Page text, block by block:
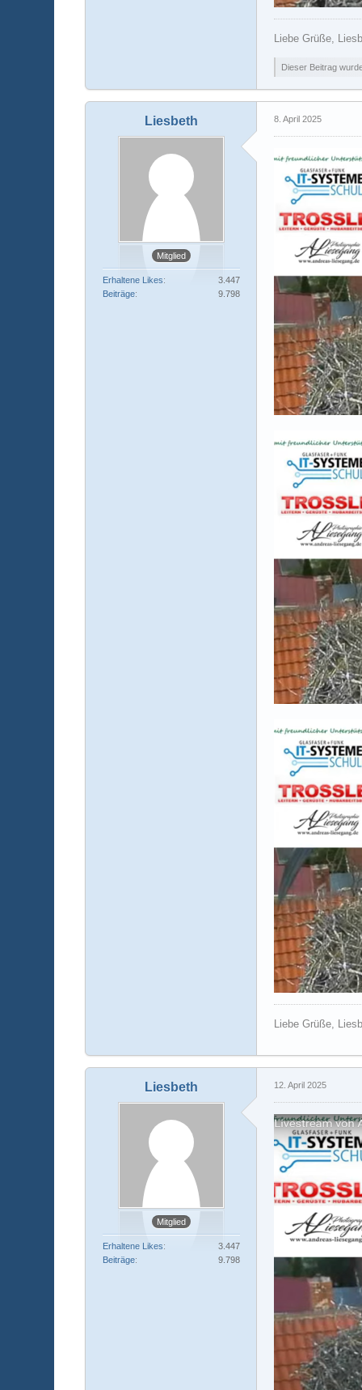
Liebe Grüße,
Dieser Beitrag
Liesbeth
Mitglied
Erhaltene Likes
3.447
Beiträge
9.798
8. April 2025
Liebe Grüße,
Liesbeth
Mitglied
Erhaltene Likes
3.447
Beiträge
9.798
12. April 2025